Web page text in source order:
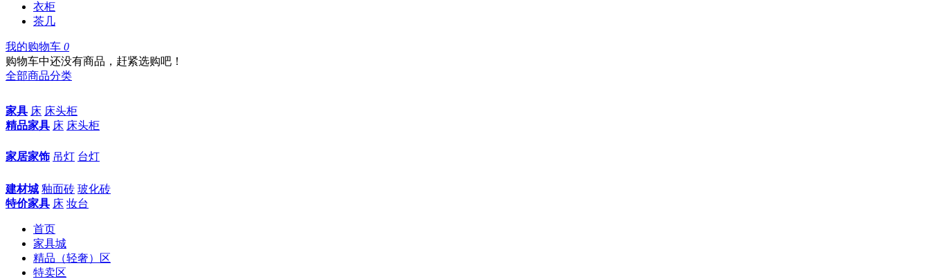
衣柜
茶几
我的购物车 0
购物车中还没有商品，赶紧选购吧！
全部商品分类
家具 床 床头柜
精品家具 床 床头柜
家居家饰 吊灯 台灯
建材城 釉面砖 玻化砖
特价家具 床 妆台
首页
家具城
精品（轻奢）区
特卖区